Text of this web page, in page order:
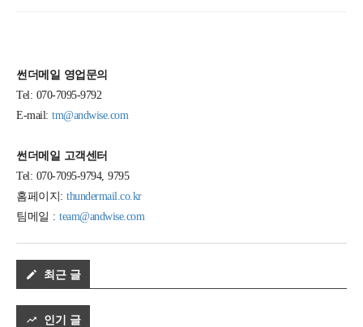
썬더메일 영업문의
Tel: 070-7095-9792
E-mail: tm@andwise.com
썬더메일 고객센터
Tel: 070-7095-9794, 9795
홈페이지: thundermail.co.kr
팀메일 : team@andwise.com
최근 글
인기 글